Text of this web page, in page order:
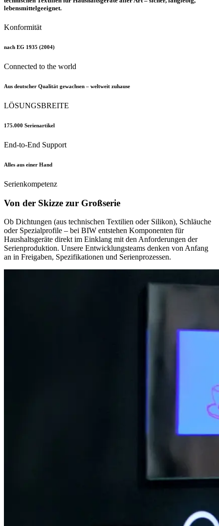
lebensmittelgeeignet.
Konformität
nach EG 1935 (2004)
Connected to the world
Aus deutscher Qualität gewachsen – weltweit zuhause
LÖSUNGSBREITE
175.000 Serienartikel
End-to-End Support
Alles aus einer Hand
Serienkompetenz
Von der Skizze zur Großserie
Ob Dichtungen (aus technischen Textilien oder Silikon), Schläuche
oder Spezialprofile – bei BIW entstehen Komponenten für
Haushaltsgeräte direkt im Einklang mit den Anforderungen der
Serienproduktion. Unsere Entwicklungsteams denken von Anfang
an in Freigaben, Spezifikationen und Serienprozessen.